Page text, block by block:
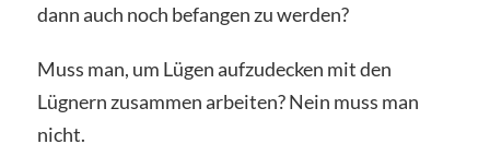
dann auch noch befangen zu werden?
Muss man, um Lügen aufzudecken mit den
Lügnern zusammen arbeiten? Nein muss man
nicht.